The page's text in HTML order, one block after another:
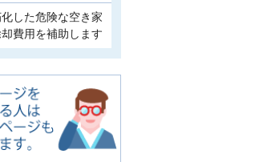
した危険な空き家
費用を補助します